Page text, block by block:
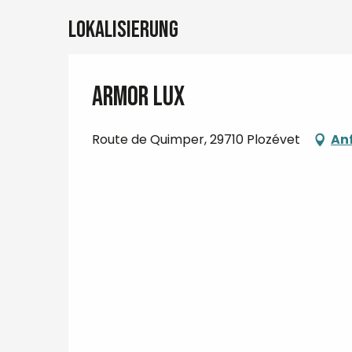
Lokalisierung
Armor Lux
Route de Quimper, 29710 Plozévet